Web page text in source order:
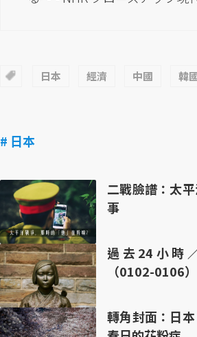
日本 經濟 中國 韓
# 日本
二戰臉譜：太
事
過去24小時
（0102-0106）
轉角封面：日